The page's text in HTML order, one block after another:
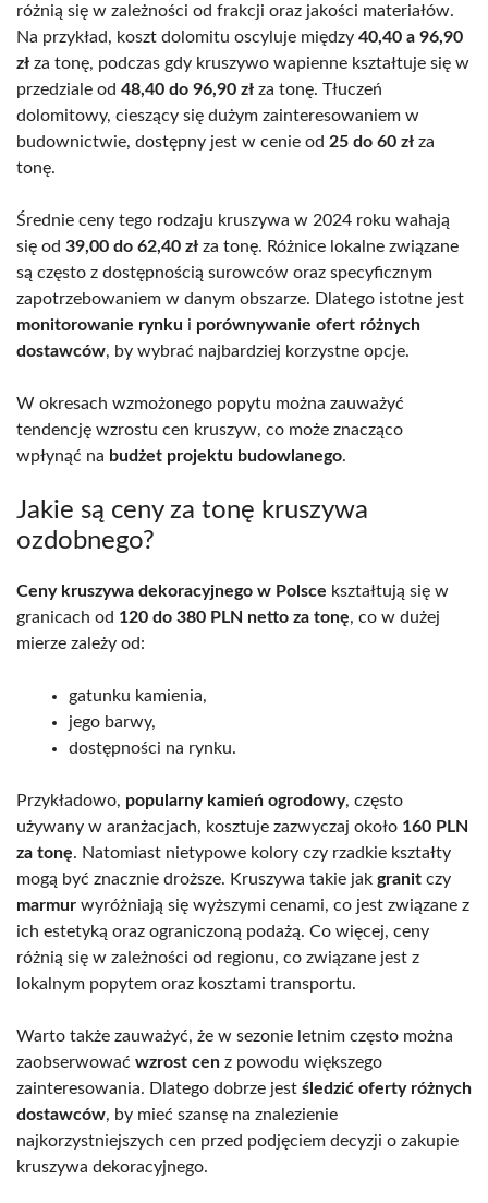
różnią się w zależności od frakcji oraz jakości materiałów.
Na przykład, koszt dolomitu oscyluje między 40,40 a 96,90
zł za tonę, podczas gdy kruszywo wapienne kształtuje się w
przedziale od 48,40 do 96,90 zł za tonę. Tłuczeń
dolomitowy, cieszący się dużym zainteresowaniem w
budownictwie, dostępny jest w cenie od 25 do 60 zł za
tonę.
Średnie ceny tego rodzaju kruszywa w 2024 roku wahają
się od 39,00 do 62,40 zł za tonę. Różnice lokalne związane
są często z dostępnością surowców oraz specyficznym
zapotrzebowaniem w danym obszarze. Dlatego istotne jest
monitorowanie rynku i porównywanie ofert różnych
dostawców, by wybrać najbardziej korzystne opcje.
W okresach wzmożonego popytu można zauważyć
tendencję wzrostu cen kruszyw, co może znacząco
wpłynąć na budżet projektu budowlanego.
Jakie są ceny za tonę kruszywa
ozdobnego?
Ceny kruszywa dekoracyjnego w Polsce kształtują się w
granicach od 120 do 380 PLN netto za tonę, co w dużej
mierze zależy od:
gatunku kamienia,
jego barwy,
dostępności na rynku.
Przykładowo, popularny kamień ogrodowy, często
używany w aranżacjach, kosztuje zazwyczaj około 160 PLN
za tonę. Natomiast nietypowe kolory czy rzadkie kształty
mogą być znacznie droższe. Kruszywa takie jak granit czy
marmur wyróżniają się wyższymi cenami, co jest związane z
ich estetyką oraz ograniczoną podażą. Co więcej, ceny
różnią się w zależności od regionu, co związane jest z
lokalnym popytem oraz kosztami transportu.
Warto także zauważyć, że w sezonie letnim często można
zaobserwować wzrost cen z powodu większego
zainteresowania. Dlatego dobrze jest śledzić oferty różnych
dostawców, by mieć szansę na znalezienie
najkorzystniejszych cen przed podjęciem decyzji o zakupie
kruszywa dekoracyjnego.